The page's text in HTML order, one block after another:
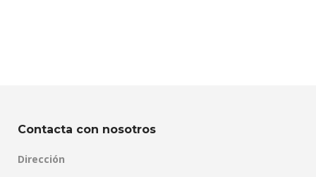
Contacta con nosotros
Dirección